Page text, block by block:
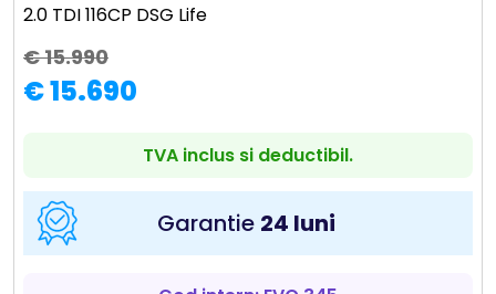
2.0 TDI 116CP DSG Life
€ 15.990
€ 15.690
TVA inclus si deductibil.
Garantie 24 luni